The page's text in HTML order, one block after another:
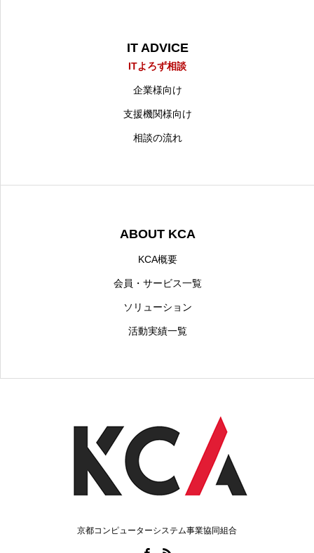
IT ADVICE
ITよろず相談
企業様向け
支援機関様向け
相談の流れ
ABOUT KCA
KCA概要
会員・サービス一覧
ソリューション
活動実績一覧
京都コンピューターシステム事業協同組合